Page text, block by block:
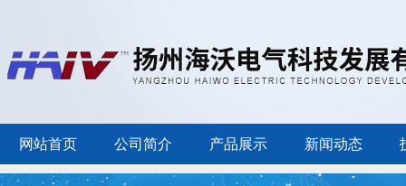
网站首页 公司简介 产品展示 新闻动态